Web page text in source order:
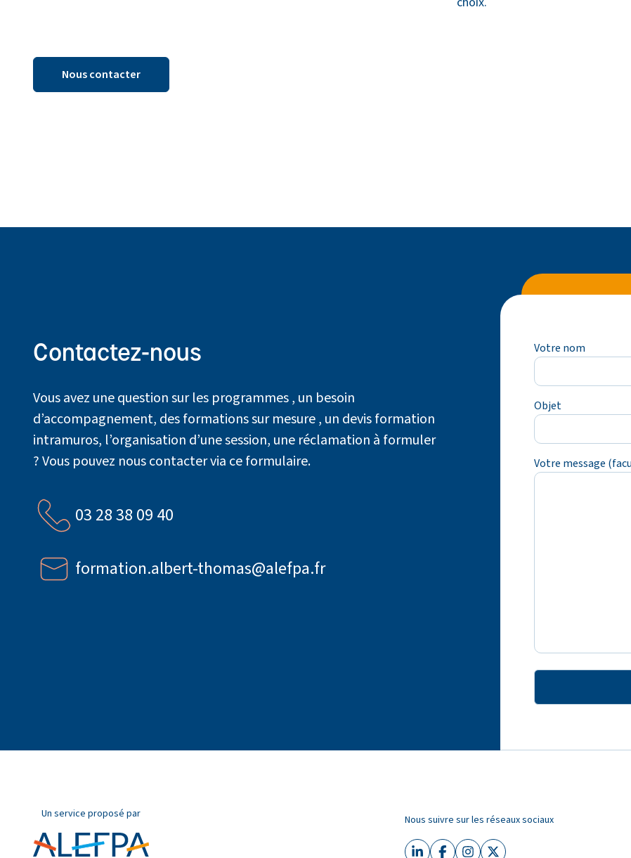
Nous contacter
Contactez-nous
Vous avez une question sur les programmes , un besoin
d’accompagnement, des formations sur mesure , un devis formation
intramuros, l’organisation d’une session, une réclamation à formuler
? Vous pouvez nous contacter via ce formulaire.
03 28 38 09 40
formation.albert-thomas@alefpa.fr
Votre nom
Objet
Votre message
Un service proposé par Nous suivre sur les réseaux sociaux